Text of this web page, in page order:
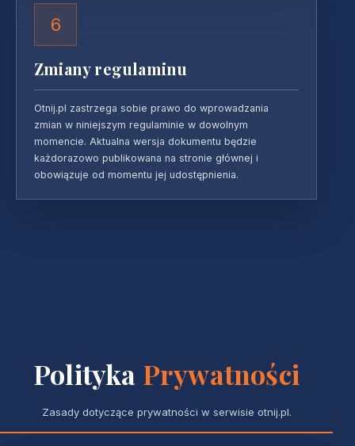
6
Zmiany regulaminu
Otnij.pl zastrzega sobie prawo do wprowadzania
zmian w niniejszym regulaminie w dowolnym
momencie. Aktualna wersja dokumentu będzie
każdorazowo publikowana na stronie głównej i
obowiązuje od momentu jej udostępnienia.
Polityka Prywatności
Zasady dotyczące prywatności w serwisie otnij.pl.